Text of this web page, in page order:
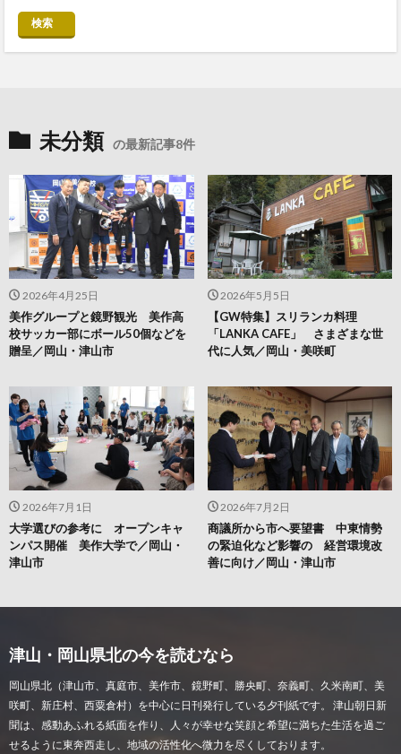
検索
未分類 の最新記事8件
2026年7月2日
商議所から市へ要望書 中東情勢
の緊迫化など影響の 経営環境改
善に向け／岡山・津山市
2026年7月1日
大学選びの参考に オープンキャ
ンパス開催 美作大学で／岡山・
津山市
2026年5月5日
【GW特集】スリランカ料理
「LANKA CAFE」 さまざまな世
代に人気／岡山・美咲町
2026年4月25日
美作グループと鏡野観光 美作高
校サッカー部にボール50個などを
贈呈／岡山・津山市
津山・岡山県北の今を読むなら
岡山県北（津山市、真庭市、美作市、鏡野町、勝央町、奈義町、久米南町、美
咲町、新庄村、西粟倉村）を中心に日刊発行している夕刊紙です。 津山朝日新
聞は、感動あふれる紙面を作り、人々が幸せな笑顔と希望に満ちた生活を過ご
せるように東奔西走し、地域の活性化へ微力を尽くしております。